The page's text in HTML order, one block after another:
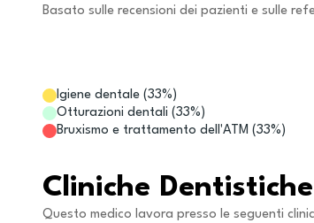
Basato sulle recensioni dei pazienti e sulle
Igiene dentale (33%)
Otturazioni dentali (33%)
Bruxismo e trattamento dell'ATM (33%)
Cliniche Dentistiche
Questo medico lavora presso le seguenti